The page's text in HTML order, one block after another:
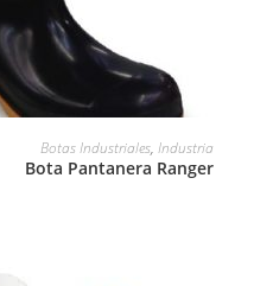
Botas Industriales,Industria
Bota Pantanera Ranger